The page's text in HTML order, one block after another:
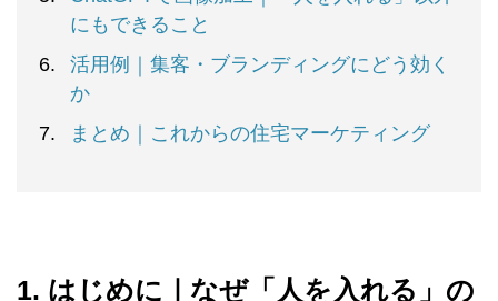
にもできること
活用例｜集客・ブランディングにどう効く
か
まとめ｜これからの住宅マーケティング
1. はじめに｜なぜ「人を入れる」の